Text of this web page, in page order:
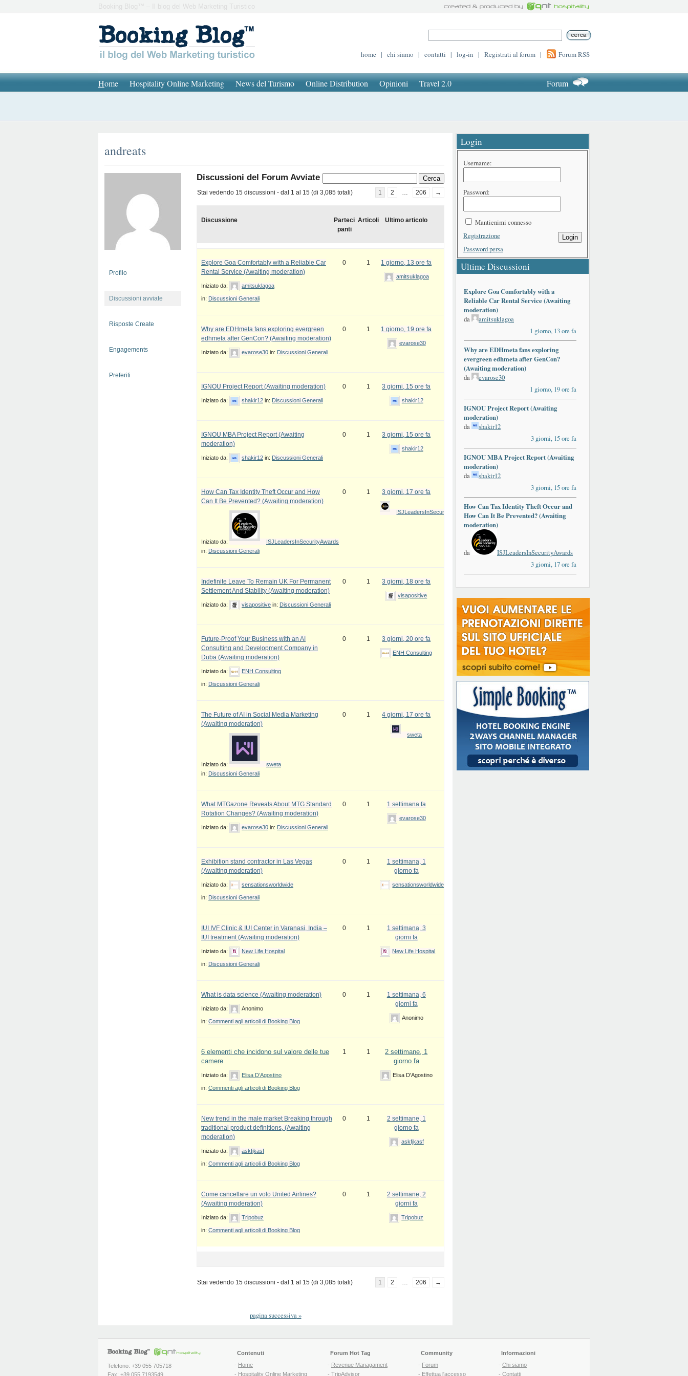
Booking Blog™ – Il blog del Web Marketing Turistico
home | chi siamo | contatti | log-in | Registrati al forum | Forum RSS
Home Hospitality Online Marketing News del Turismo Online Distribution Opinioni Travel 2.0 Forum
andreats
Profilo
Discussioni avviate
Risposte Create
Engagements
Preferiti
Discussioni del Forum Avviate
Stai vedendo 15 discussioni - dal 1 al 15 (di 3,085 totali) 1 2 … 206 →
Discussione
Parteci
panti
Articoli Ultimo articolo
Explore Goa Comfortably with a Reliable Car
Rental Service (Awaiting moderation)
Iniziato da: amitsuklagoa
in: Discussioni Generali
0 1 1 giorno, 13 ore fa
amitsuklagoa
Why are EDHmeta fans exploring evergreen
edhmeta after GenCon? (Awaiting moderation)
Iniziato da: evarose30 in: Discussioni Generali
0 1 1 giorno, 19 ore fa
evarose30
IGNOU Project Report (Awaiting moderation)
Iniziato da: shakir12 in: Discussioni Generali
0 1 3 giorni, 15 ore fa
shakir12
IGNOU MBA Project Report (Awaiting
moderation)
Iniziato da: shakir12 in: Discussioni Generali
0 1 3 giorni, 15 ore fa
shakir12
How Can Tax Identity Theft Occur and How
Can It Be Prevented? (Awaiting moderation)
Iniziato da:
ISJLeadersInSecurityAwards
in: Discussioni Generali
0 1 3 giorni, 17 ore fa
ISJLeadersInSecurityAwards
Indefinite Leave To Remain UK For Permanent
Settlement And Stability (Awaiting moderation)
Iniziato da: visapositive in: Discussioni Generali
0 1 3 giorni, 18 ore fa
visapositive
Future-Proof Your Business with an AI
Consulting and Development Company in
Duba (Awaiting moderation)
Iniziato da: ENH Consulting
in: Discussioni Generali
0 1 3 giorni, 20 ore fa
ENH Consulting
The Future of AI in Social Media Marketing
(Awaiting moderation)
Iniziato da:
sweta
in: Discussioni Generali
0 1 4 giorni, 17 ore fa
sweta
What MTGazone Reveals About MTG Standard
Rotation Changes? (Awaiting moderation)
Iniziato da: evarose30 in: Discussioni Generali
0 1 1 settimana fa
evarose30
Exhibition stand contractor in Las Vegas
(Awaiting moderation)
Iniziato da: sensationsworldwide
in: Discussioni Generali
0 1
1 settimana, 1
giorno fa
sensationsworldwide
IUI IVF Clinic & IUI Center in Varanasi, India –
IUI treatment (Awaiting moderation)
Iniziato da: New Life Hospital
in: Discussioni Generali
0 1
1 settimana, 3
giorni fa
New Life Hospital
What is data science (Awaiting moderation)
Iniziato da: Anonimo
in: Commenti agli articoli di Booking Blog
0 1
1 settimana, 6
giorni fa
Anonimo
6 elementi che incidono sul valore delle tue
camere
Iniziato da: Elisa D’Agostino
in: Commenti agli articoli di Booking Blog
1 1
2 settimane, 1
giorno fa
Elisa D'Agostino
New trend in the male market Breaking through
traditional product definitions, (Awaiting
moderation)
Iniziato da: askfjkasf
in: Commenti agli articoli di Booking Blog
0 1
2 settimane, 1
giorno fa
askfjkasf
Come cancellare un volo United Airlines?
(Awaiting moderation)
Iniziato da: Tripobuz
in: Commenti agli articoli di Booking Blog
0 1
2 settimane, 2
giorni fa
Tripobuz
Stai vedendo 15 discussioni - dal 1 al 15 (di 3,085 totali) 1 2 … 206 →
pagina successiva»
Login
Username:
Password:
Mantienimi connesso
Login
Registrazione
Password persa
Ultime Discussioni
Explore Goa Comfortably with a
Reliable Car Rental Service (Awaiting
moderation)
da
amitsuklagoa
1 giorno, 13 ore fa
Why are EDHmeta fans exploring
evergreen edhmeta after GenCon?
(Awaiting moderation)
da
evarose30
1 giorno, 19 ore fa
IGNOU Project Report (Awaiting
moderation)
da
shakir12
3 giorni, 15 ore fa
IGNOU MBA Project Report (Awaiting
moderation)
da
shakir12
3 giorni, 15 ore fa
How Can Tax Identity Theft Occur and
How Can It Be Prevented? (Awaiting
moderation)
da
ISJLeadersInSecurityAwards
3 giorni, 17 ore fa
Telefono: +39 055 705718
Fax: +39 055 7193549
Contenuti
- Home
- Hospitality Online Marketing
Forum Hot Tag
- Revenue Managament
- TripAdvisor
Community
- Forum
- Effettua l'accesso
Informazioni
- Chi siamo
- Contatti